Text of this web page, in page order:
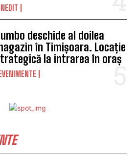
deschide al doilea
în Timișoara. Locație
la intrarea în oraș